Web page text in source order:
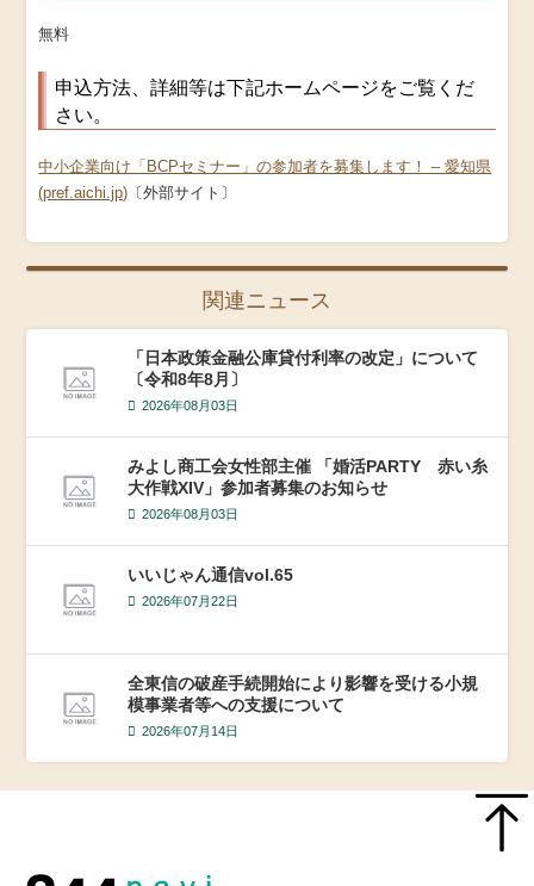
無料
申込方法、詳細等は下記ホームページをご覧くだ
さい。
中小企業向け「BCPセミナー」の参加者を募集します！ – 愛知県
(pref.aichi.jp) 〔外部サイト〕
関連ニュース
「日本政策金融公庫貸付利率の改定」について
〔令和8年8月〕
2026年08月03日
みよし商工会女性部主催 「婚活PARTY 赤い糸
大作戦XIV」参加者募集のお知らせ
2026年08月03日
いいじゃん通信vol.65
2026年07月22日
全東信の破産手続開始により影響を受ける小規
模事業者等への支援について
2026年07月14日